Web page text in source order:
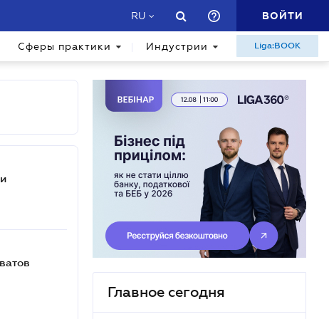
RU ВОЙТИ
Сферы практики Индустрии Liga:BOOK
Главное сегодня